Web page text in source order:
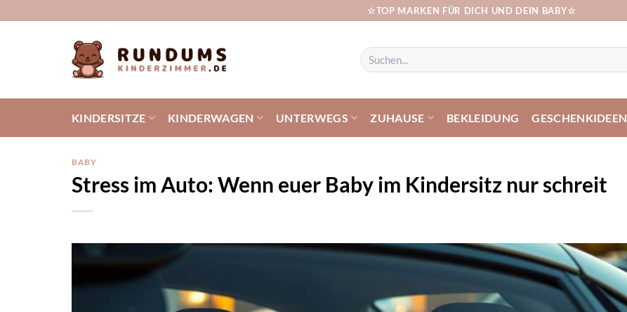
☆TOP MARKEN FÜR DICH UND DEIN BABY☆
Suchen
nach:
KINDERSITZE KINDERWAGEN UNTERWEGS ZUHAUSE BEKLEIDUNG GESCHENKIDEEN
BABY
Stress im Auto: Wenn euer Baby im Kindersitz nur schreit